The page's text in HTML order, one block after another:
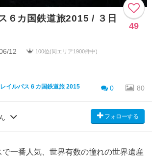
６カ国鉄道旅2015 / ３日
49
12 100位(同エリア1900件中)
イルパス６カ国鉄道旅 2015 0 80
フォローする
一番人気、世界有数の憧れの世界遺産